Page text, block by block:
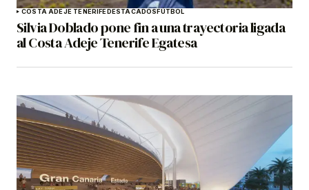
COSTA ADEJE TENERIFEDESTACADOSFÚTBOL
Silvia Doblado pone fin a una trayectoria ligada
al Costa Adeje Tenerife Egatesa